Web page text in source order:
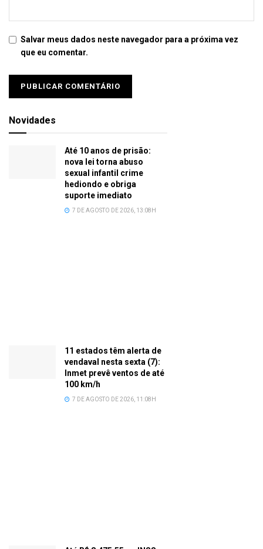
Salvar meus dados neste navegador para a próxima vez
que eu comentar.
Novidades
Até 10 anos de prisão:
nova lei torna abuso
sexual infantil crime
hediondo e obriga
suporte imediato
7 DE AGOSTO DE 2026, 13:08H
11 estados têm alerta de
vendaval nesta sexta (7):
Inmet prevê ventos de até
100 km/h
7 DE AGOSTO DE 2026, 11:08H